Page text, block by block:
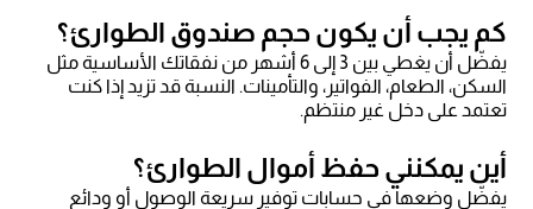
كم يجب أن يكون حجم صندوق الطوارئ؟
يفضّل أن يغطي بين 3 إلى 6 أشهر من نفقاتك الأساسية مثل
السكن، الطعام، الفواتير، والتأمينات. النسبة قد تزيد إذا كنت
تعتمد على دخل غير منتظم.
أين يمكنني حفظ أموال الطوارئ؟
يفضّل وضعها في حسابات توفير سريعة الوصول أو ودائع